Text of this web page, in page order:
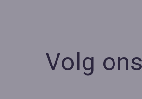
Volg ons